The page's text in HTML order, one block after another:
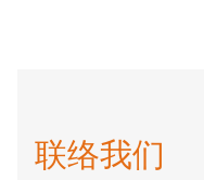
联络我们